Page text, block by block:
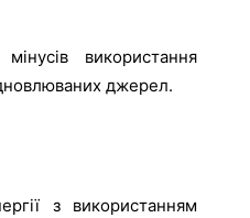
використання
джерел.
з використанням